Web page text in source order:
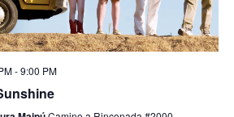
-9:00 PM